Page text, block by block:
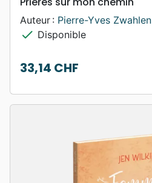
Auteur : Pierre-Yves Zwahlen
check Disponible
Prix
33,14 CHF